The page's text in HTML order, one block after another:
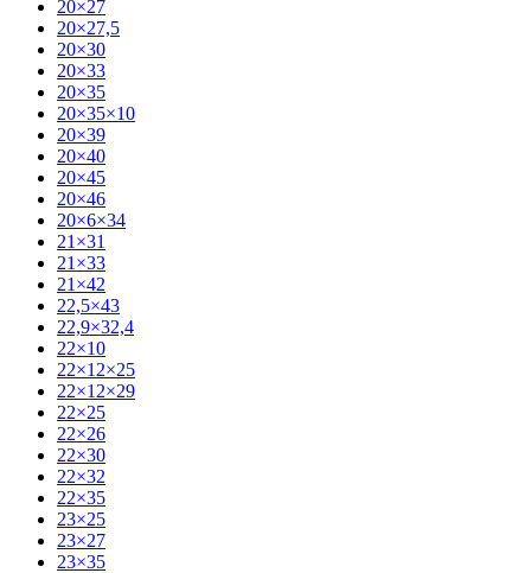
20×27
20×27,5
20×30
20×33
20×35
20×35×10
20×39
20×40
20×45
20×46
20×6×34
21×31
21×33
21×42
22,5×43
22,9×32,4
22×10
22×12×25
22×12×29
22×25
22×26
22×30
22×32
22×35
23×25
23×27
23×35